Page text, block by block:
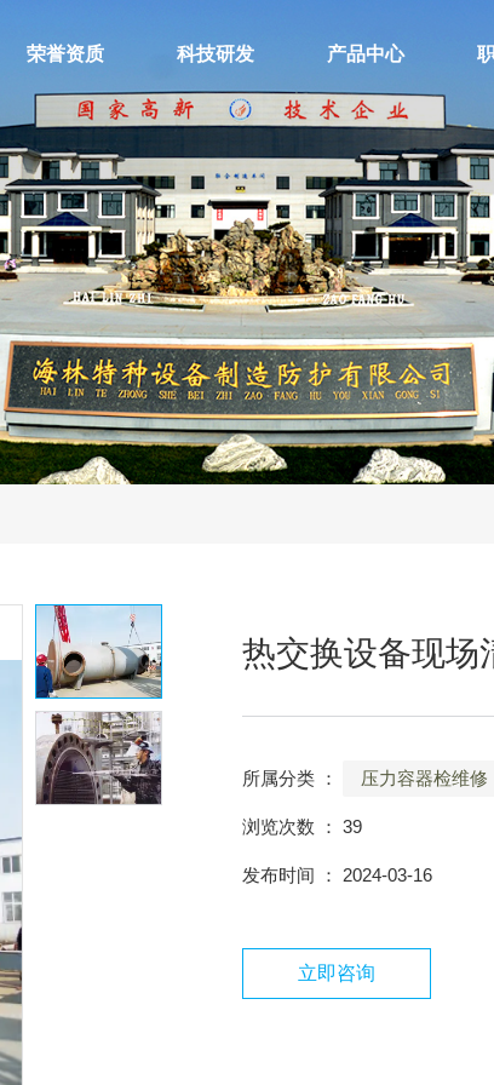
荣誉资质 科技研发 产品中心
热交换设备现场
所属分类 ： 压力容器检维修
浏览次数 ： 39
发布时间 ： 2024-03-16
立即咨询